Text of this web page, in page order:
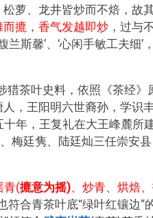
萝、龙井皆炒而不焙，故
而摝，香气发越即炒，过与
斯馨’、‘心闲手敏工夫细’
猎茶叶史料，依照《茶经》
，王阳明六世裔孙，学识
年，王复礼在大王峰麓所
梅廷隽、陆廷灿三任崇安县
青(摝意为摇)、炒青、烘焙
符合青茶叶底“绿叶红镶边”